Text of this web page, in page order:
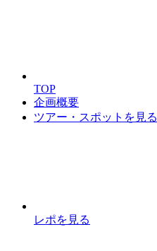
TOP
企画概要
ツアー・スポットを見る
レポを見る